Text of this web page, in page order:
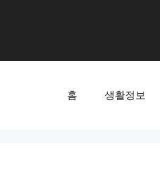
홈 생활정보